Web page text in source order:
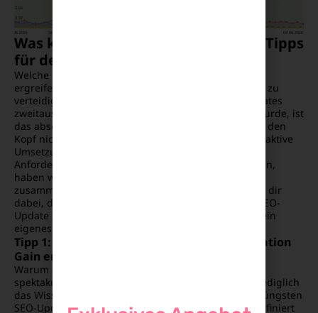
Was kann ich tun? Sieben konkrete Tipps
für deine SEO-Strategie
Welche unmittelbaren Maßnahmen musst du jetzt
ergreifen, um deine Sichtbarkeit im Netz erfolgreich zu
verteidigen? Wenn deine Domain von den Core-Updates
zweitausendsechsundzwanzig negativ beeinflusst wurde, ist
das absolut kein Grund zur Resignation. Wir stecken den
Kopf nicht in den Sand, sondern gehen direkt in die aktive
Umsetzung deines Projekts. Um den veränderten
Anforderungen der Suchmaschine gerecht zu werden,
haben wir sieben praxiserprobte Schritte für dich
zusammengefasst. Diese strategischen Hebel helfen dir
dabei, den algorithmischen Wandel vom aktuellen SEO-
Update zweitausendsechsundzwanzig effektiv für dein
eigenes Wachstum zu nutzen.
Tipp 1: Unique Content durch echten Information
Gain erschaffen
Warum scheitern klassische Texte im Jahr 2026 so
spektakulär? Google filtert redundante Inhalte, die lediglich
das Wissen der Konkurrenz wiederkäuen, seit dem jüngsten
SEO-Update 2026 gnadenlos aus. Unique Content definiert